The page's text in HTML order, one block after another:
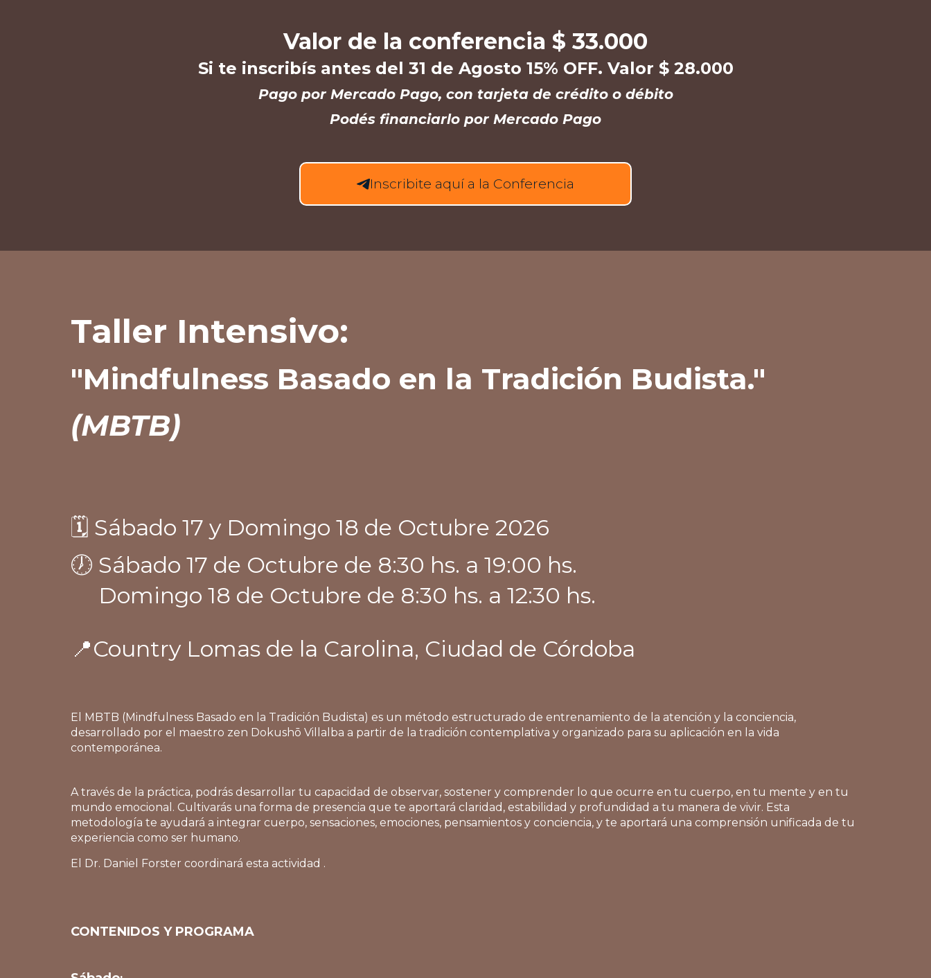
Valor de la conferencia $ 33.000
Si te inscribís antes del 31 de Agosto 15% OFF. Valor $ 28.000
Pago por Mercado Pago, con tarjeta de crédito o débito
Podés financiarlo por Mercado Pago
Inscribite aquí a la Conferencia
Taller Intensivo:
"Mindfulness Basado en la Tradición Budista."
(MBTB)
🗓️ Sábado 17 y Domingo 18 de Octubre 2026
🕖 Sábado 17 de Octubre de 8:30 hs. a 19:00 hs.
Domingo 18 de Octubre de 8:30 hs. a 12:30 hs.
📍Country Lomas de la Carolina, Ciudad de Córdoba
El MBTB (Mindfulness Basado en la Tradición Budista) es un método estructurado de entrenamiento de la atención y la conciencia,
desarrollado por el maestro zen Dokushō Villalba a partir de la tradición contemplativa y organizado para su aplicación en la vida
contemporánea.
A través de la práctica, podrás desarrollar tu capacidad de observar, sostener y comprender lo que ocurre en tu cuerpo, en tu mente y en tu
mundo emocional. Cultivarás una forma de presencia que te aportará claridad, estabilidad y profundidad a tu manera de vivir. Esta
metodología te ayudará a integrar cuerpo, sensaciones, emociones, pensamientos y conciencia, y te aportará una comprensión unificada de tu
experiencia como ser humano.
El Dr. Daniel Forster coordinará esta actividad .
CONTENIDOS Y PROGRAMA